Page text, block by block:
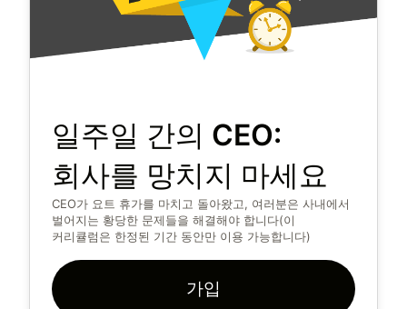
일주일 간의 CEO:
회사를 망치지 마세요
CEO가 요트 휴가를 마치고 돌아왔고, 여러분은 사내에서
벌어지는 황당한 문제들을 해결해야 합니다(이
커리큘럼은 한정된 기간 동안만 이용 가능합니다)
가입